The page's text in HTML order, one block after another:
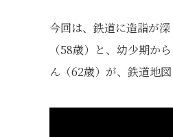
今回は、鉄道に造詣が
（58歳）と、幼少期か
ん（62歳）が、鉄道地